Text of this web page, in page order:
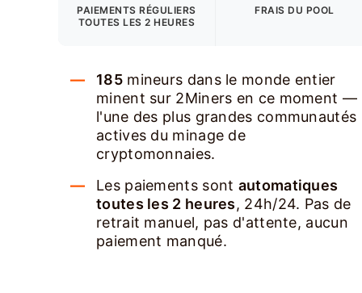
PAIEMENTS RÉGULIERS
TOUTES LES 2 HEURES
FRAIS DU POOL
185mineurs dans le monde entier
minent sur 2Miners en ce moment —
l'une des plus grandes communautés
actives du minage de
cryptomonnaies.
Les paiements sont automatiques
toutes les 2 heures, 24h/24. Pas de
retrait manuel, pas d'attente, aucun
paiement manqué.